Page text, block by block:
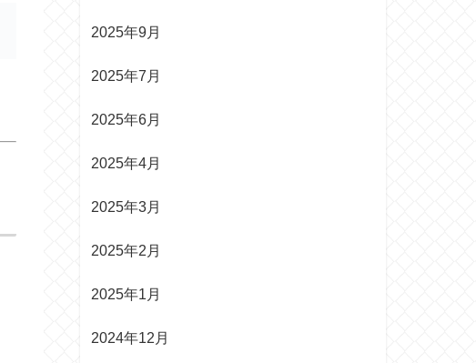
2025年9月
2025年7月
2025年6月
2025年4月
2025年3月
2025年2月
2025年1月
2024年12月